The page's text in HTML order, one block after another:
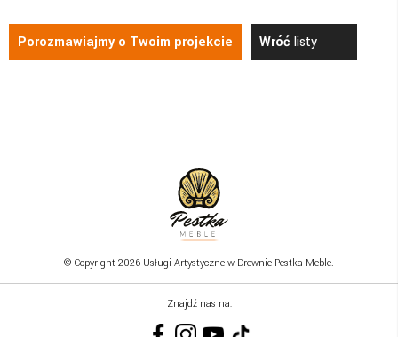
Porozmawiajmy o Twoim projekcie Wróć listy
© Copyright 2026 Usługi Artystyczne w Drewnie Pestka Meble.
Znajdź nas na: